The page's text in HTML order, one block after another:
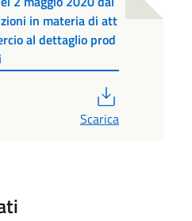
in materia di att
al dettaglio prod
Scarica